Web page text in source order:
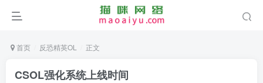
首页 反恐精英OL 正文
CSOL强化系统上线时间